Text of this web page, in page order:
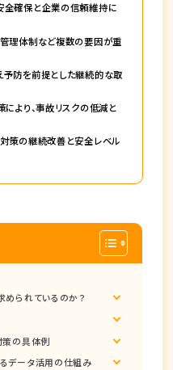
全確保と企業の信頼維持に
理体制など複数の要因が重
防を前提とした継続的な取
より、事故リスクの低減と
策の継続改善と安全レベル
られているのか？
策の具体例
データ活用の仕組み